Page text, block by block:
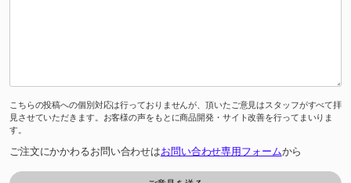
こちらの投稿への個別対応は行っておりませんが、頂いたご意見はスタッフがすべて拝
見させていただきます。お客様の声をもとに商品開発・サイト改善を行ってまいりま
す。
ご注文にかかわるお問い合わせはお問い合わせ専用フォームから